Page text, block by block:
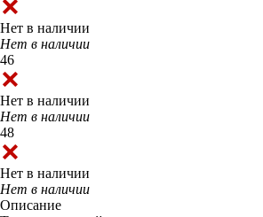
Нет в наличии
Нет в наличии
46
Нет в наличии
Нет в наличии
48
Нет в наличии
Нет в наличии
Описание